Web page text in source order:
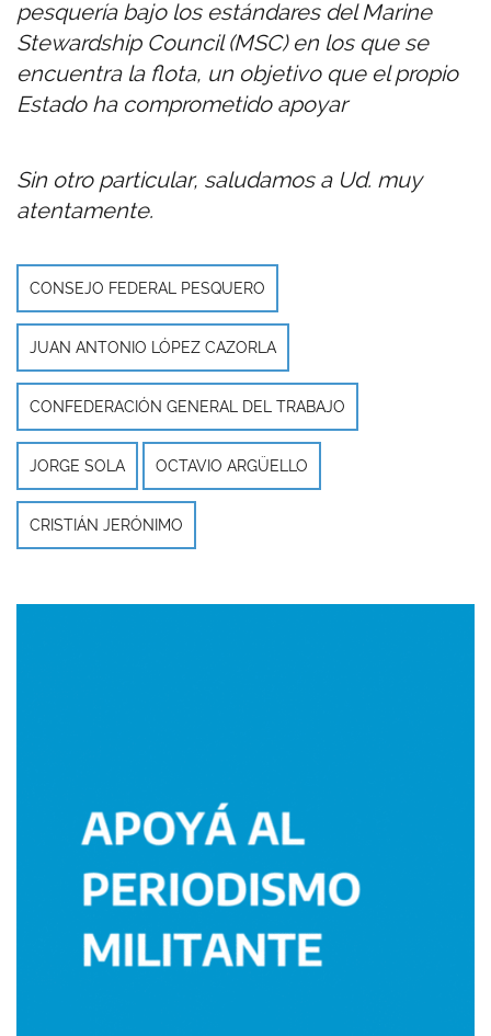
pesquería bajo los estándares del Marine
Stewardship Council (MSC) en los que se
encuentra la flota, un objetivo que el propio
Estado ha comprometido apoyar
Sin otro particular, saludamos a Ud. muy
atentamente.
CONSEJO FEDERAL PESQUERO
JUAN ANTONIO LÓPEZ CAZORLA
CONFEDERACIÓN GENERAL DEL TRABAJO
JORGE SOLA OCTAVIO ARGÜELLO
CRISTIÁN JERÓNIMO